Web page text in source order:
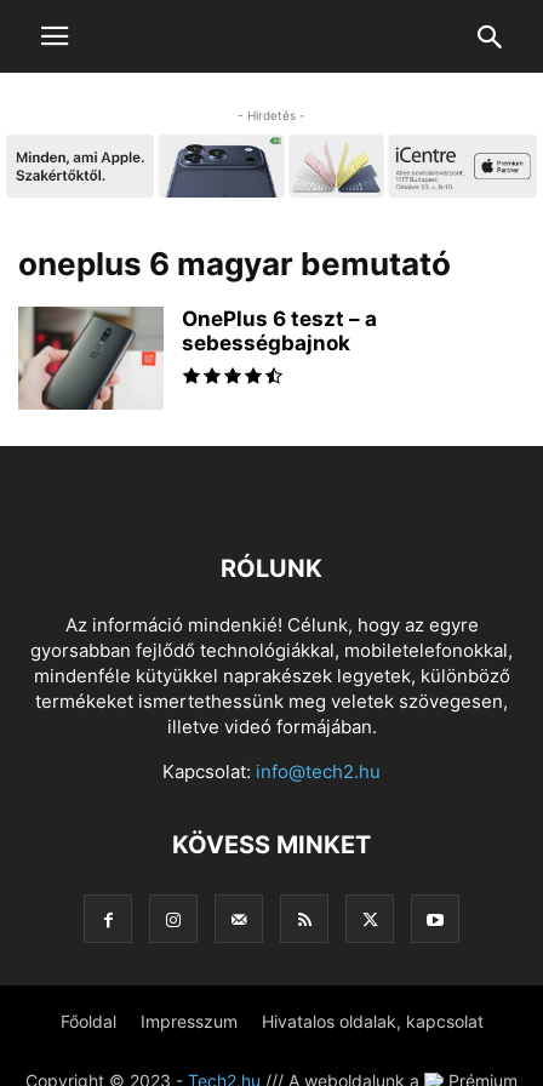
- Hirdetés -
oneplus 6 magyar bemutató
OnePlus 6 teszt – a
sebességbajnok
RÓLUNK
Az információ mindenkié! Célunk, hogy az egyre
gyorsabban fejlődő technológiákkal, mobiletelefonokkal,
mindenféle kütyükkel naprakészek legyetek, különböző
termékeket ismertethessünk meg veletek szövegesen,
illetve videó formájában.
Kapcsolat: info@tech2.hu
KÖVESS MINKET
Főoldal Impresszum Hivatalos oldalak, kapcsolat
Copyright © 2023 - Tech2.hu /// A weboldalunk a Prémium